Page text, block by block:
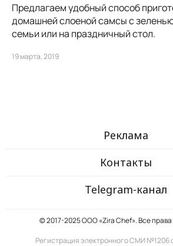
Предлагаем удобный способ
домашней слоеной самсы с
семьи или на праздничный стол.
19 марта, 2019
Реклама
Контакты
Telegram-канал
© 2017-2025 ООО «Zira Chef». Все
Регистрация электронного СМИ №1206